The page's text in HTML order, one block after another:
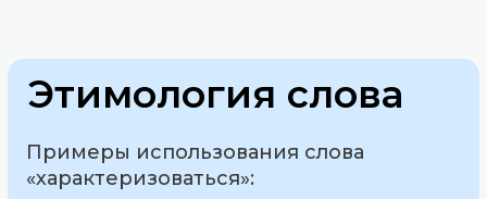
Этимология слова
Примеры использования слова
«характеризоваться»: